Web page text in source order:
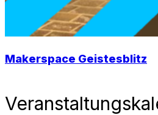
Makerspace Geistesblitz